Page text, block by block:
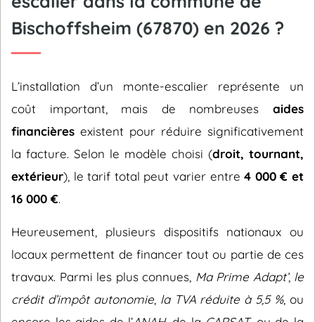
Bischoffsheim (67870) en 2026 ?
L’installation d’un monte-escalier représente un
coût important, mais de nombreuses aides
financières existent pour réduire significativement
la facture. Selon le modèle choisi (droit, tournant,
extérieur), le tarif total peut varier entre4 000 € et
16 000 €.
Heureusement, plusieurs dispositifs nationaux ou
locaux permettent de financer tout ou partie de ces
travaux. Parmi les plus connues, Ma Prime Adapt’, le
crédit d’impôt autonomie, la TVA réduite à 5,5 %, ou